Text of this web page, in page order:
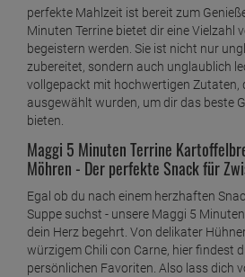
perfekte Mahlzeit ist bereit zum
Minuten Terrine bietet dir eine Vielzahl
begeistern werden. Sie ist nicht nur
zubereitet, sondern auch unglaublich
vollgepackt mit hochwertigen Zutaten,
ausgewählt wurden, um dir das beste
bieten.
Maggi 5 Minuten Terrine
Möhren - Der perfekte Snack für
Egal ob du nach einem herzhaften
Suppe suchst - unsere Maggi 5
dein Herz begehrt. Von delikater
würzigem Chili con Carne, hier findest
persönlichen Favoriten. Also lass dich